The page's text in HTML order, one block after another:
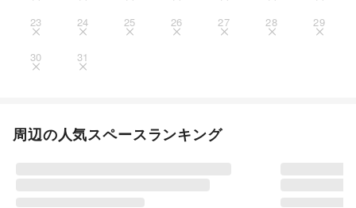
23 24 25 26 27 28 29
30 31
周辺の人気スペースランキング